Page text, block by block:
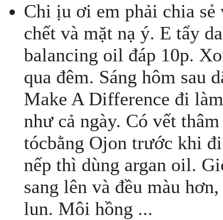
Chi ịu ơi em phải chia
chết và mặt nạ ý. E tẩy
balancing oil đáp 10p.
qua đêm. Sáng hôm sau
Make A Difference đi
như cả ngày. Có vết
tócbằng Ojon trước khi
nếp thì dùng argan oil.
sang lên và đều màu
lun. Môi hồng ...